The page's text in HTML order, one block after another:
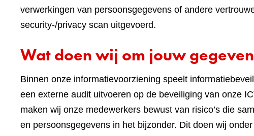
verwerkingen van persoonsgegevens of andere
security-/privacy scan uitgevoerd.
Wat doen wij om jouw
Binnen onze informatievoorziening speelt
een externe audit uitvoeren op de beveiliging van onze
maken wij onze medewerkers bewust van risico’s die
en persoonsgegevens in het bijzonder. Dit doen wij